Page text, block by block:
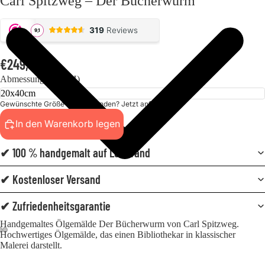
€249,00
Abmessungen (BxH)
Gewünschte Größe nicht gefunden? Jetzt anfordern!
In den Warenkorb legen
✔ 100 % handgemalt auf Leinwand
✔ Kostenloser Versand
✔ Zufriedenheitsgarantie
Handgemaltes Ölgemälde Der Bücherwurm von Carl Spitzweg.
Hochwertiges Ölgemälde, das einen Bibliothekar in klassischer
Malerei darstellt.